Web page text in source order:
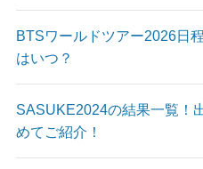
BTSワールドツアー2026日
はいつ？
SASUKE2024の結果一覧！
めてご紹介！